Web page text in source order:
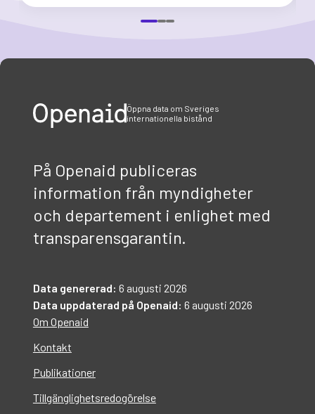
Öppna data om Sveriges
internationella bistånd
På Openaid publiceras
information från myndigheter
och departement i enlighet med
transparensgarantin.
Data genererad: 6 augusti 2026
Data uppdaterad på Openaid: 6 augusti 2026
Om Openaid
Kontakt
Publikationer
Tillgänglighetsredogörelse